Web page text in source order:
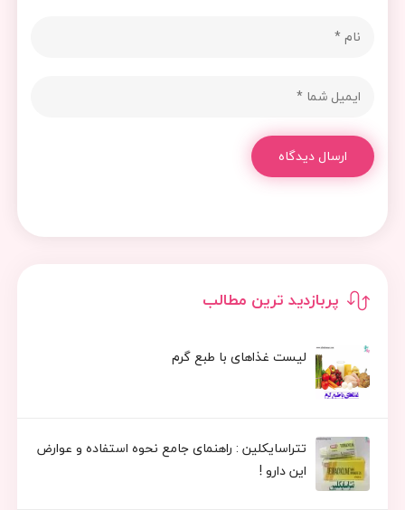
پربازدید ترین مطالب
لیست غذاهای با طبع گرم
تتراسایکلین : راهنمای جامع نحوه استفاده و عوارض
این دارو !
ارسال دیدگاه